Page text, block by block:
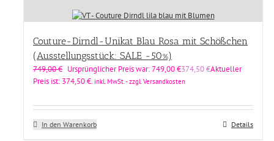
Couture-Dirndl-Unikat Blau Rosa mit Schößchen
(Ausstellungsstück: SALE -50%)
749,00€ Ursprünglicher Preis war: 749,00 €374,50€Aktueller
Preis ist: 374,50 €. inkl. MwSt. - zzgl. Versandkosten
In den Warenkorb Details